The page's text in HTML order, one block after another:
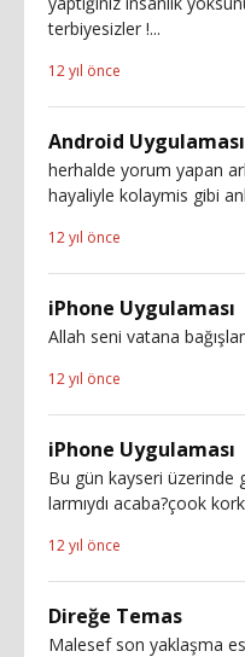
terbiyesizler !...
12 yıl önce
Android Uygulaması
herhalde yorum yapan
hayaliyle kolaymis gibi
12 yıl önce
iPhone Uygulaması
Allah seni vatana
12 yıl önce
iPhone Uygulaması
Bu gün kayseri üzerinde
larmıydı acaba?çook
12 yıl önce
Direğe Temas
Malesef son yaklaşma